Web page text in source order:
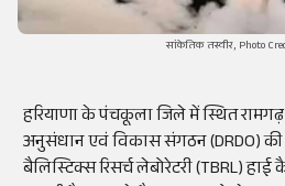
सांकेतिक तस्वीर, Photo
हरियाणा के पंचकूला जिले में स्थित रामगढ़
अनुसंधान एवं विकास संगठन (DRDO) की
बैलिस्टिक्स रिसर्च लेबोरेटरी (TBRL)